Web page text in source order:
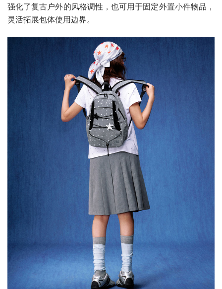
强化了复古户外的风格调性，也可用于固定外置小件物品，
灵活拓展包体使用边界。